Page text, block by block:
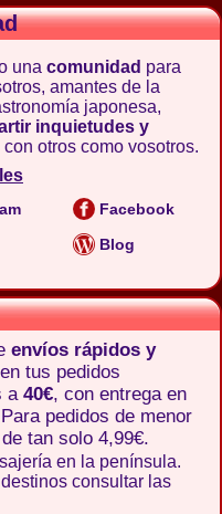
una comunidad para
amantes de la
japonesa,
inquietudes y
con otros como vosotros.
Facebook
Blog
envíos rápidos y
en tus pedidos
a 40€, con entrega en
pedidos de menor
tan solo 4,99€.
en la península.
consultar las